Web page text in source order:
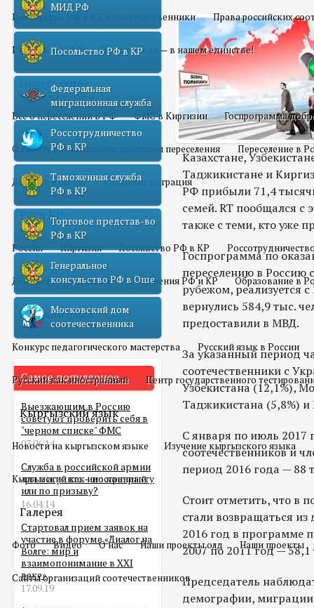
Посольство РФ в КР и соотечественники Права российских
Русский мир КР Наша победа — в нашем единстве!
Переселение
Все о переселении в РФ ФМС в Киргизии Госпрограмма
О работе региональных программ переселения Переселение в
Домой в Россию Трудовая миграция
РФ и КР
Россия Киргизия Посольство РФ в КР
Двойное гражданство Отношения РФ и КР Образование в
Русский язык
Конкурс педагогического мастерства Русский язык в России
Русский как иностранный Центр государственного
Кыргызский язык
Новости на кыргызском языке Изучение кыргызского языка
Кыргызский как иностранный
Галерея
Фото Видео О нас Наши проекты олд Наши проекты
Сайты организаций соотечественников
МИД РФ
Посольство РФ в КР
Федеральная
миграционная служба
Россотрудничество
РФ в КР
Таможенная служба
РФ в КР
Торговое представ-во
РФ в КР
Генеральное
консульство РФ в Оше
Московский дом
соотечественника
Самое популярное
Выезжающим в Россию
советуют проверить себя в
"черном списке" ФМС
03.06.14
Служба в российской армии
для мигранта – по контракту
или по призыву?
16.04.14
Стартовал прием заявок на
участие в форуме «Диалог на
Волге: мир и
взаимопонимание в XXI
веке»
17.09.19
Казахстане,
Таджикистане и
РФ прибыли 71,4
семей. RT пообщался с
также с теми, кто уже
Госпрограмма по
переселению в Россию
рубежом, реализуется
вернулись 584,9 тыс.
предоставили в МВД.
За указанный период
соотечественники с
Узбекистана (12,1%),
Таджикистана (5,8%) и
С января по июль 2017
соотечественников и
период 2016 года — 88
Стоит отметить, что в
стали возвращаться из
2016 год в программе
2007 по 2011 год — 58,1
Председатель
демографии,